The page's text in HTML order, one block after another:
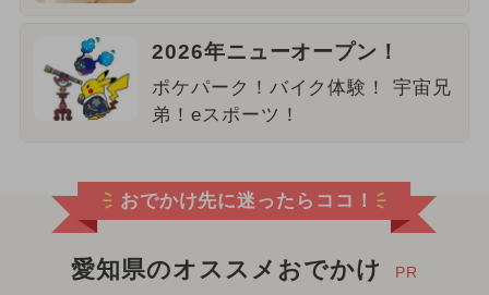
2026年ニューオープン！
ポケパーク！バイク体験！ 宇宙兄
弟！eスポーツ！
おでかけ先に迷ったらココ！
愛知県のオススメおでかけ PR